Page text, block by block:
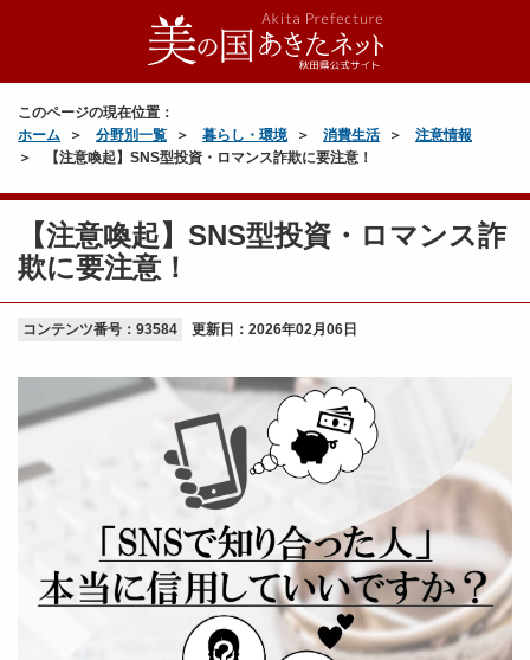
このページの現在位置：
ホーム
分野別一覧 暮らし・環境 消費生活
注意情報
【注意喚起】SNS型投資・ロマンス詐欺に要注意！
【注意喚起】SNS型投資・ロマンス詐
欺に要注意！
コンテンツ番号：93584 更新日： 2026年02月06日